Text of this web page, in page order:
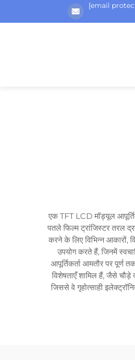
[email
एक TFT LCD मॉड्यूल
पतले फिल्म ट्रांजिस्टर तरल
करने के लिए विभिन्न आकारों,
उपयोग करते हैं, जिनमें
आपूर्तिकर्ता आमतौर पर पूर्ण
विशेषताएँ शामिल हैं, जैसे चौड़े
जिससे वे गृहोत्साही